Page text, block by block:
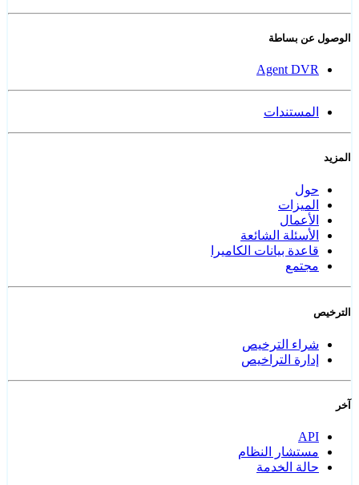
الوصول عن بساطة
Agent DVR
المستندات
المزيد
حول
الميزات
الأعمال
الأسئلة الشائعة
قاعدة بيانات الكاميرا
مجتمع
الترخيص
شراء الترخيص
إدارة التراخيص
آخر
API
مستشار النظام
حالة الخدمة